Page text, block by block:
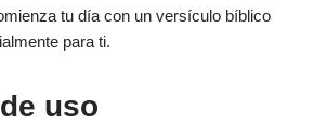
tu día con un versículo bíblico
para ti.
uso